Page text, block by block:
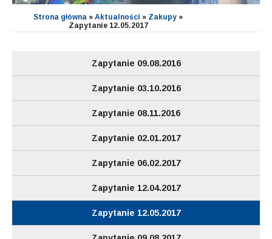
Strona główna » Aktualności » Zakupy »
Zapytanie 12.05.2017
Zapytanie 09.08.2016
Zapytanie 03.10.2016
Zapytanie 08.11.2016
Zapytanie 02.01.2017
Zapytanie 06.02.2017
Zapytanie 12.04.2017
Zapytanie 12.05.2017